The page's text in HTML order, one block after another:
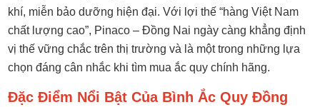
khí, miễn bảo dưỡng hiện đại. Với lợi thế “hàng Việt Nam
chất lượng cao”, Pinaco – Đồng Nai ngày càng khẳng định
vị thế vững chắc trên thị trường và là một trong những lựa
chọn đáng cân nhắc khi tìm mua ắc quy chính hãng.
Đặc Điểm Nổi Bật Của Bình Ắc Quy Đồng